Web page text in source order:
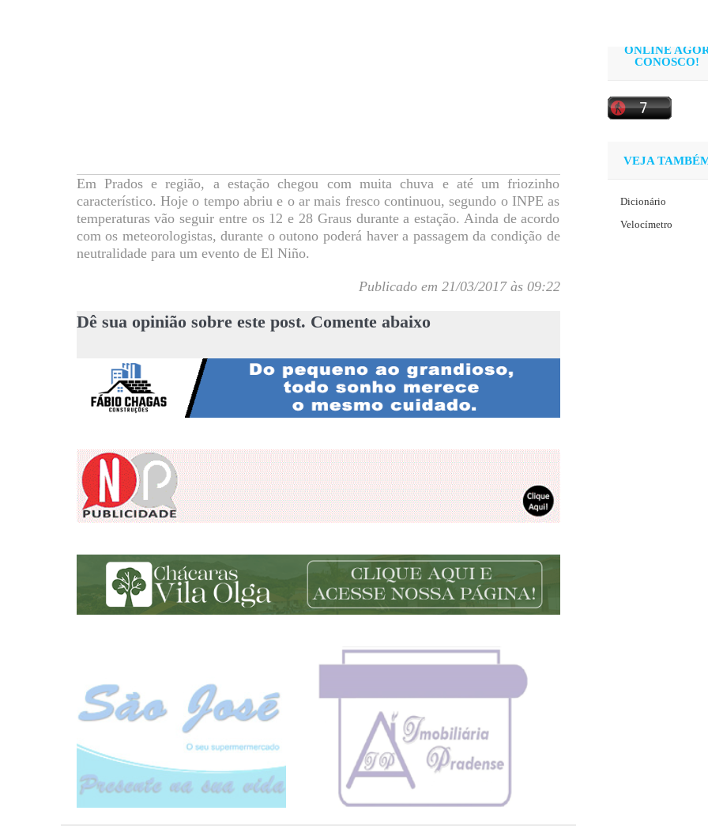
Em Prados e região, a estação chegou com muita chuva e até um friozinho
característico. Hoje o tempo abriu e o ar mais fresco continuou, segundo o INPE as
temperaturas vão seguir entre os 12 e 28 Graus durante a estação. Ainda de acordo
com os meteorologistas, durante o outono poderá haver a passagem da condição de
neutralidade para um evento de El Niño.
Publicado em 21/03/2017 às 09:22
Dê sua opinião sobre este post. Comente abaixo
ONLINE
CONOSCO!
VEJA
Dicionário
Velocímetro